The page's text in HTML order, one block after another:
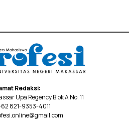
Redaksi:
Upa Regency Blok A No. 11
821-9353-4011